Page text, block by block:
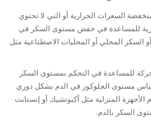
السعرات الحرارية أو التي لا تحتوي
للمساعدة في خفض مستوى السكر في
السكر المحلي أو المحليات الاصطناعية مثل
للمساعدة في التحكم بمستوى السكر
مستوى الجلوكوز في الدم بشكل دوري
المنزلية مثل أكيوتشيك أو إنستانت
السكر بالدم.